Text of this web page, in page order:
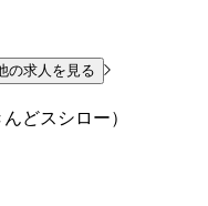
の求人を見る
どスシロー）